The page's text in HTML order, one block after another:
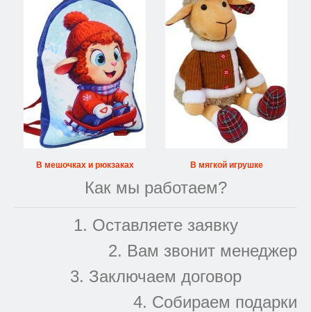
В мешочках и рюкзаках В мягкой игрушке
Как мы работаем?
1. Оставляете заявку
2. Вам звонит менеджер
3. Заключаем договор
4. Собираем подарки